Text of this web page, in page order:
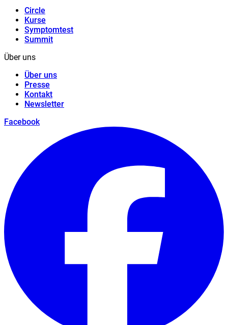
Circle
Kurse
Symptomtest
Summit
Über uns
Über uns
Presse
Kontakt
Newsletter
Facebook